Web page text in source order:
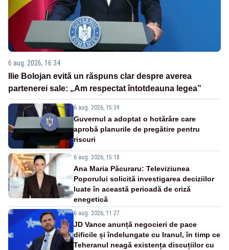
6 aug. 2026, 16:34
Ilie Bolojan evită un răspuns clar despre averea
partenerei sale: „Am respectat întotdeauna legea”
6 aug. 2026, 15:39
Guvernul a adoptat o hotărâre care
aprobă planurile de pregătire pentru
riscuri
6 aug. 2026, 15:18
Ana Maria Păcuraru: Televiziunea
Poporului solicită investigarea deciziilor
luate în această perioadă de criză
enegetică
6 aug. 2026, 11:27
JD Vance anunță negocieri de pace
dificile și îndelungate cu Iranul, în timp ce
Teheranul neagă existența discuțiilor cu